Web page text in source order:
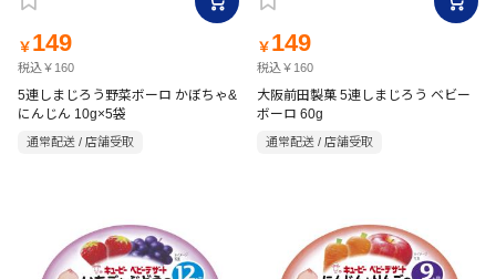
￥ 149
税込￥160
5連しまじろう野菜ボーロ かぼちゃ&
にんじん 10g×5袋
通常配送 / 店舗受取
￥ 149
税込￥160
大阪前田製菓 5連しまじろう ベビー
ボーロ 60g
通常配送 / 店舗受取